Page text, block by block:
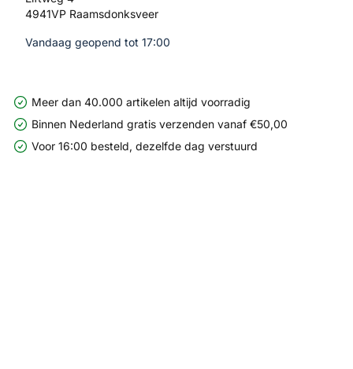
4941VP Raamsdonksveer
Vandaag geopend tot 17:00
Meer dan 40.000 artikelen altijd voorradig
Binnen Nederland gratis verzenden vanaf €50,00
Voor 16:00 besteld, dezelfde dag verstuurd